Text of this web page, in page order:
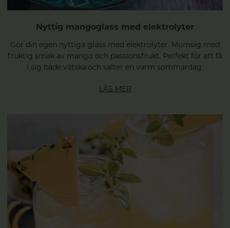
Nyttig mangoglass med elektrolyter
Gör din egen nyttiga glass med elektrolyter. Mumsig med
fruktig smak av mango och passionsfrukt. Perfekt för att få
i sig både vätska och salter en varm sommardag.
LÄS MER